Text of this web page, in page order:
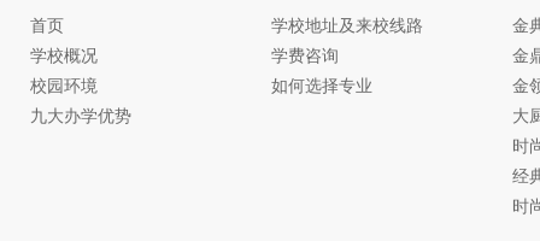
首页
学校概况
校园环境
九大办学优势
学校地址及来校线路
学费咨询
如何选择专业
金
金
金
大
时
经
时